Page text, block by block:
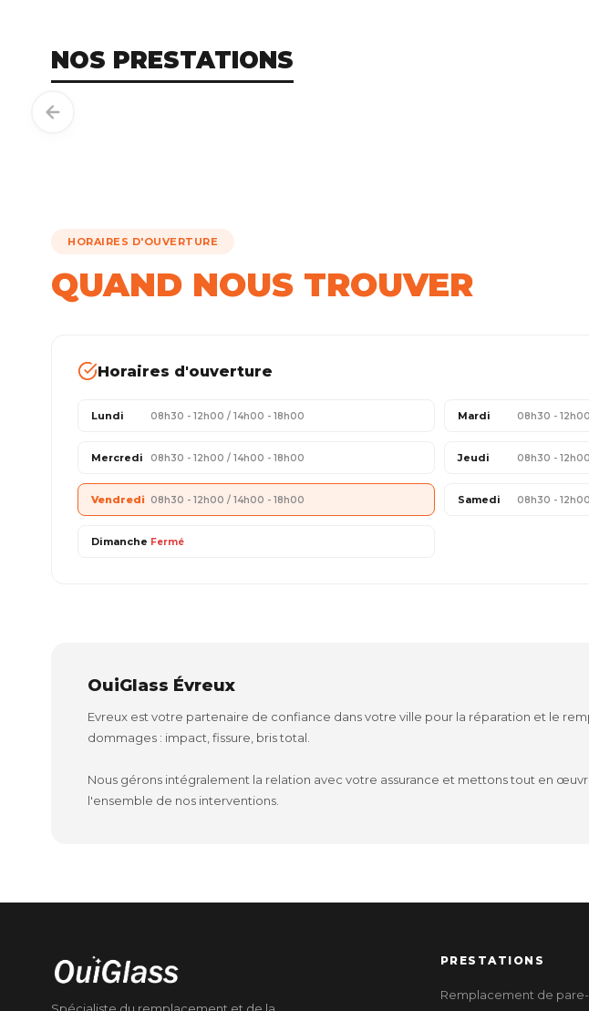
NOS PRESTATIONS
HORAIRES D'OUVERTURE
QUAND NOUS TROUVER
Horaires d'ouverture
Lundi 08h30 - 12h00 / 14h00 - 18h00 Mardi 08h30 -
Mercredi 08h30 - 12h00 / 14h00 - 18h00 Jeudi 08h30 -
Vendredi 08h30 - 12h00 / 14h00 - 18h00 Samedi 08h30 - 12h00
Dimanche Fermé
OuiGlass Évreux
Evreux est votre partenaire de confiance dans votre ville pour la réparation et le
dommages : impact, fissure, bris total.
Nous gérons intégralement la relation avec votre assurance et mettons tout en
l'ensemble de nos interventions.
PRESTATIONS
Remplacement de